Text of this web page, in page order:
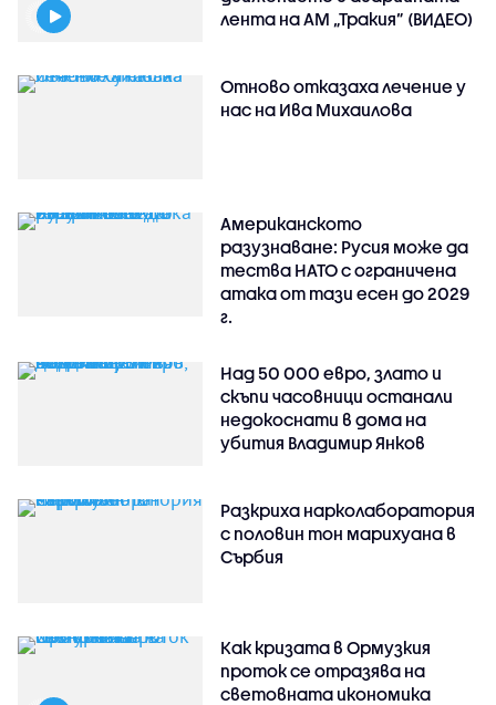
лента на АМ „Тракия” (ВИДЕО)
Отново отказаха лечение у
нас на Ива Михаилова
Американското
разузнаване: Русия може да
тества НАТО с ограничена
атака от тази есен до 2029
г.
Над 50 000 евро, злато и
скъпи часовници останали
недокоснати в дома на
убития Владимир Янков
Разкриха нарколаборатория
с половин тон марихуана в
Сърбия
Как кризата в Ормузкия
проток се отразява на
световната икономика